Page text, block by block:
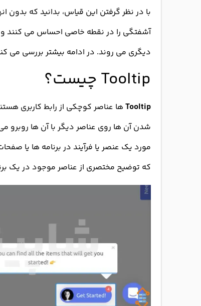
با در نظر گرفتن این قیاس، بدانید که بدون
آشفتگی را در نقطه خاصی احساس می کنند و
دیگری می روند. در ادامه بیشتر بررسی می
Tooltip چیست؟
Tooltip ها عناصر کوچکی از رابط کاربری
شدن آن ها روی عناصر دیگر با آن ها روبرو
مورد یک عنصر یا فرآیند در برنامه ها یا
که توضیح مختصری از عناصر موجود در یک